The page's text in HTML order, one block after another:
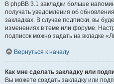
В phpBB 3.1 закладки больше
получать уведомления об
закладках. В случае подписки, вы
изменениях в теме или форуме.
подписок можно задать на вкладке
Вернуться к началу
Как мне сделать закладку или
Вы можете создать закладку или